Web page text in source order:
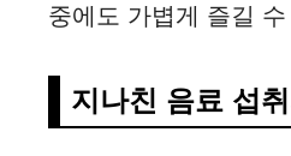
중에도 가볍게 즐길
지나친 음료 섭